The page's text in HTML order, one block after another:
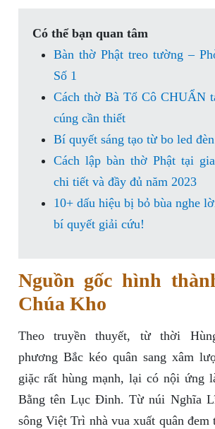
Có thể bạn quan tâm
Bàn thờ Phật treo tường –
Số 1
Cách thờ Bà Tổ Cô CHUẨN
cúng cần thiết
Bí quyết sáng tạo từ bo led
Cách lập bàn thờ Phật tại
chi tiết và đầy đủ năm 2023
10+ dấu hiệu bị bỏ bùa nghe
bí quyết giải cứu!
Nguồn gốc hình
Chúa Kho
Theo truyền thuyết, từ thời
phương Bắc kéo quân sang xâm
giặc rất hùng mạnh, lại có nội ứng
Bằng tên Lục Đinh. Từ núi Nghĩa
sông Việt Trì nhà vua xuất quân đem